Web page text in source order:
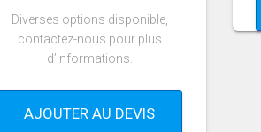
Diverses options disponible,
contactez-nous pour plus
d’informations.
AJOUTER AU DEVIS